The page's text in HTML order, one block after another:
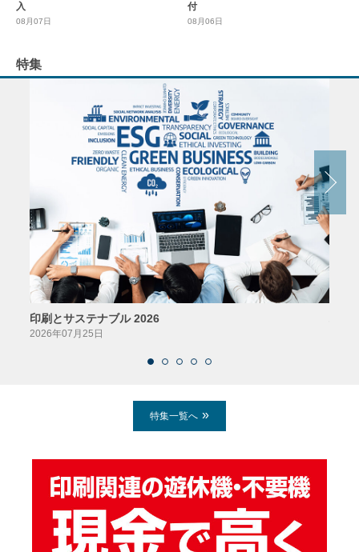
入
08月07日
付
08月06日
特集
印刷とサステナブル 2026
2026年07月25日
特集一覧へ